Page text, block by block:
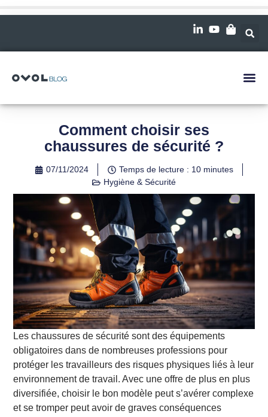
Comment choisir ses
chaussures de sécurité ?
07/11/2024
Temps de lecture : 10 minutes
Hygiène & Sécurité
Les chaussures de sécurité sont des équipements
obligatoires dans de nombreuses professions pour
protéger les travailleurs des risques physiques liés à leur
environnement de travail. Avec une offre de plus en plus
diversifiée, choisir le bon modèle peut s’avérer complexe
et se tromper peut avoir de graves conséquences